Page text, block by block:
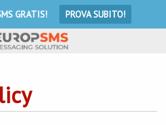
GRATIS! PROVA SUBITO!